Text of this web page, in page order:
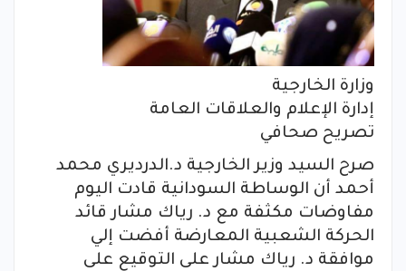
وزارة الخارجية
إدارة الإعلام والعلاقات العامة
تصريح صحافي
صرح السيد وزير الخارجية د.الدرديري محمد
أحمد أن الوساطة السودانية قادت اليوم
مفاوضات مكثفة مع د. رياك مشار قائد
الحركة الشعبية المعارضة أفضت إلي
موافقة د. رياك مشار على التوقيع على